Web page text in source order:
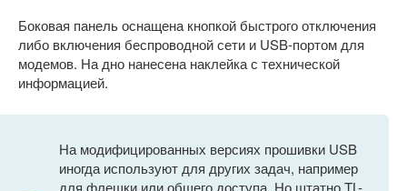
Боковая панель оснащена кнопкой быстрого отключения
либо включения беспроводной сети и USB-портом для
модемов. На дно нанесена наклейка с технической
информацией.
На модифицированных версиях прошивки USB
иногда используют для других задач, например
для флешки или общего доступа. Но штатно TL-